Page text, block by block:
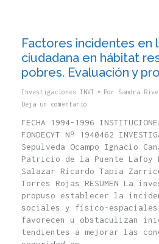
Factores incidentes en
ciudadana en hábitat
pobres. Evaluación y
Investigaciones INVI Por Sandra
Deja un comentario
FECHA 1994-1996
FONDECYT Nº 1940462
Sepúlveda Ocampo Ignacio
Patricio de la Puente Lafoy
Salazar Ricardo Tapia
Torres Rojas RESUMEN La
propuso establecer la
sociales y físico-espaciales
favorecen u obstaculizan
tendientes a mejorar las